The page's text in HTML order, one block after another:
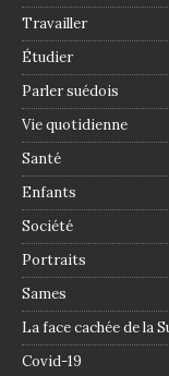
Travailler
Étudier
Parler suédois
Vie quotidienne
Santé
Enfants
Société
Portraits
Sames
La face cachée de la
Covid-19